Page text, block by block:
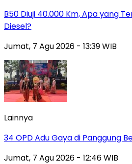
B50 Diuji 40.000 Km, Apa yang
Diesel?
Jumat, 7 Agu 2026 - 13:39 WIB
Lainnya
34 OPD Adu Gaya di Panggung
Jumat, 7 Agu 2026 - 12:46 WIB